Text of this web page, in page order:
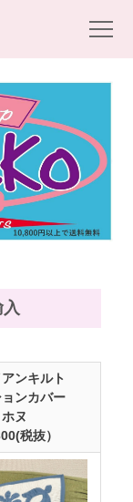
ンキルト
ンカバー
ホヌ
税抜）